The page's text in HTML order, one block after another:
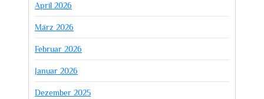
April 2026
März 2026
Februar 2026
Januar 2026
Dezember 2025